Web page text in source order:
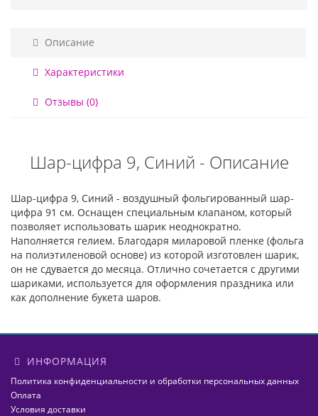
Описание
Характеристики
Отзывы (0)
Шар-цифра 9, Синий - Описание
Шар-цифра 9, Синий - воздушный фольгированный шар-
цифра 91 см. Оснащен специальным клапаном, который
позволяет использовать шарик неоднократно.
Наполняется гелием. Благодаря миларовой пленке (фольга
на полиэтиленовой основе) из которой изготовлен шарик,
он не сдувается до месяца. Отлично сочетается с другими
шариками, используется для оформления праздника или
как дополнение букета шаров.
ИНФОРМАЦИЯ
Политика конфиденциальности и обработки персональных данных
Оплата
Условия доставки